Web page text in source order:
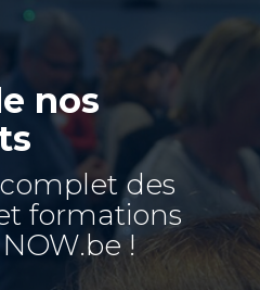
nos
des
formations
!